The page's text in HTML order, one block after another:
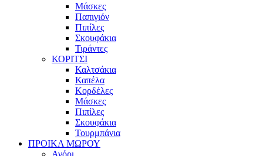
Μάσκες
Παπιγιόν
Πιπίλες
Σκουφάκια
Τιράντες
ΚΟΡΙΤΣΙ
Καλτσάκια
Καπέλα
Κορδέλες
Μάσκες
Πιπίλες
Σκουφάκια
Τουρμπάνια
ΠΡΟΙΚΑ ΜΩΡΟΥ